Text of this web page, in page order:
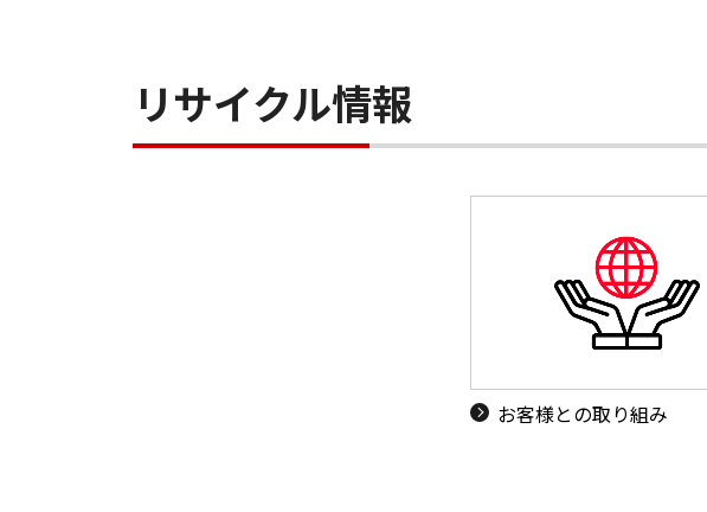
リサイクル情報
お客様との取り組み